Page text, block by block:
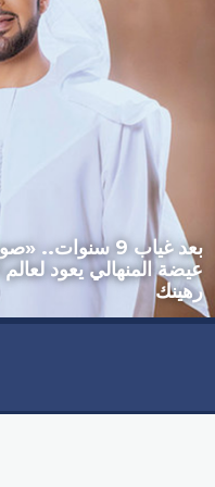
بعد غياب 9
عيضة المنهالي يعود
رهينك